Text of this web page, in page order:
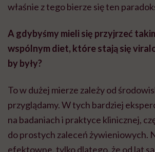
właśnie z tego bierze się ten
A gdybyśmy mieli się przyjrzeć
wspólnym diet, które stają się
by były?
To w dużej mierze zależy od
przyglądamy. W tych bardziej
na badaniach i praktyce klinicznej,
do prostych zaleceń żywieniowych.
efektowne, tylko dlatego, że od lat